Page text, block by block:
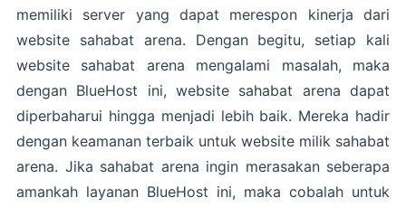
memiliki server yang dapat merespon kinerja dari
website sahabat arena. Dengan begitu, setiap kali
website sahabat arena mengalami masalah, maka
dengan BlueHost ini, website sahabat arena dapat
diperbaharui hingga menjadi lebih baik. Mereka hadir
dengan keamanan terbaik untuk website milik sahabat
arena. Jika sahabat arena ingin merasakan seberapa
amankah layanan BlueHost ini, maka cobalah untuk